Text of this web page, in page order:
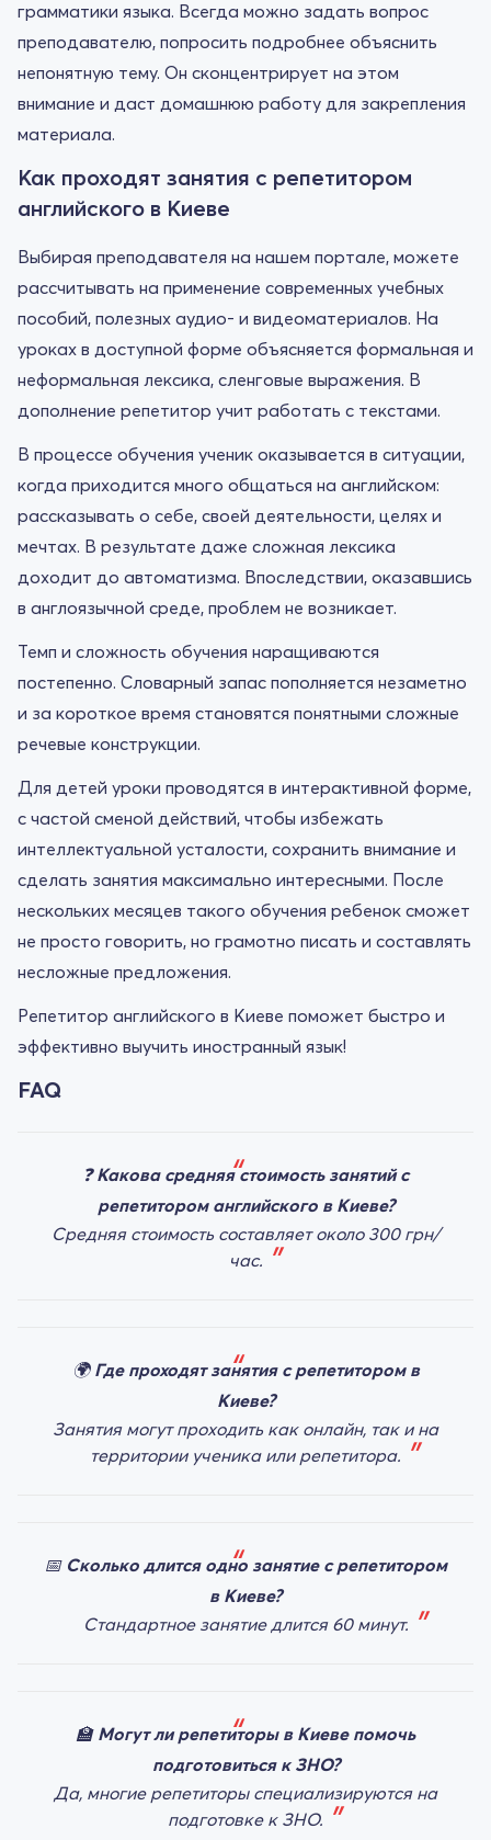
грамматики языка. Всегда можно задать вопрос
преподавателю, попросить подробнее объяснить
непонятную тему. Он сконцентрирует на этом
внимание и даст домашнюю работу для закрепления
материала.
Как проходят занятия с репетитором
английского в Киеве
Выбирая преподавателя на нашем портале, можете
рассчитывать на применение современных учебных
пособий, полезных аудио- и видеоматериалов. На
уроках в доступной форме объясняется формальная и
неформальная лексика, сленговые выражения. В
дополнение репетитор учит работать с текстами.
В процессе обучения ученик оказывается в ситуации,
когда приходится много общаться на английском:
рассказывать о себе, своей деятельности, целях и
мечтах. В результате даже сложная лексика
доходит до автоматизма. Впоследствии, оказавшись
в англоязычной среде, проблем не возникает.
Темп и сложность обучения наращиваются
постепенно. Словарный запас пополняется незаметно
и за короткое время становятся понятными сложные
речевые конструкции.
Для детей уроки проводятся в интерактивной форме,
с частой сменой действий, чтобы избежать
интеллектуальной усталости, сохранить внимание и
сделать занятия максимально интересными. После
нескольких месяцев такого обучения ребенок сможет
не просто говорить, но грамотно писать и составлять
несложные предложения.
Репетитор английского в Киеве поможет быстро и
эффективно выучить иностранный язык!
FAQ
❓Какова средняя стоимость занятий с
репетитором английского в Киеве?
Средняя стоимость составляет около 300 грн/
час.
🌍 Где проходят занятия с репетитором в
Киеве?
Занятия могут проходить как онлайн, так и на
территории ученика или репетитора.
📅 Сколько длится одно занятие с репетитором
в Киеве?
Стандартное занятие длится 60 минут.
🏫 Могут ли репетиторы в Киеве помочь
подготовиться к ЗНО?
Да, многие репетиторы специализируются на
подготовке к ЗНО.